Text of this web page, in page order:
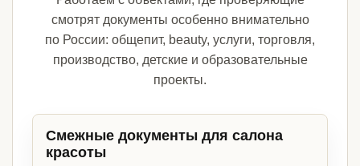
смотрят документы особенно внимательно
по России: общепит, beauty, услуги, торговля,
производство, детские и образовательные
проекты.
Смежные документы для салона
красоты